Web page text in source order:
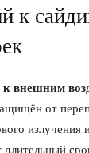
к
к внешним
от
длительный